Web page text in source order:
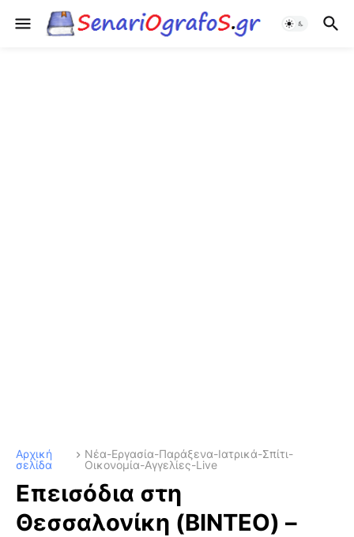
Αρχική
σελίδα
Νέα-Εργασία-Παράξενα-Ιατρικά-Σπίτι-
Οικονομία-Αγγελίες-Live
Επεισόδια στη
Θεσσαλονίκη (ΒΙΝΤΕΟ) –